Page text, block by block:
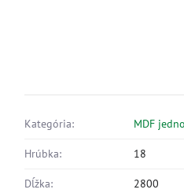
Kategória: MDF
Hrúbka: 18
Dĺžka: 2800